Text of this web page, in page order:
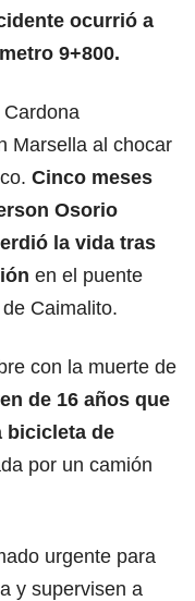
ocurrió a
9+800.
Marsella al chocar
Cinco meses
Osorio
la vida tras
en el puente
Caimalito.
con la muerte de
de 16 años que
bicicleta de
por un camión
urgente para
y supervisen a